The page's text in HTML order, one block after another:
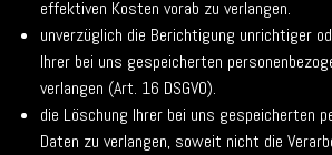
effektiven Kosten vorab zu verlangen.
unverzüglich die Berichtigung unrichtiger
Ihrer bei uns gespeicherten
verlangen (Art. 16 DSGVO).
die Löschung Ihrer bei uns gespeicherten
Daten zu verlangen, soweit nicht die